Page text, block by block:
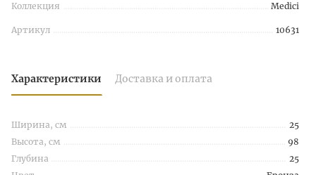
Коллекция Medici
Артикул 10631
Характеристики Доставка и оплата
Ширина, см
25
Высота, см
98
Глубина
25